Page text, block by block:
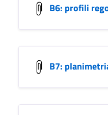
B6: profili
B7: